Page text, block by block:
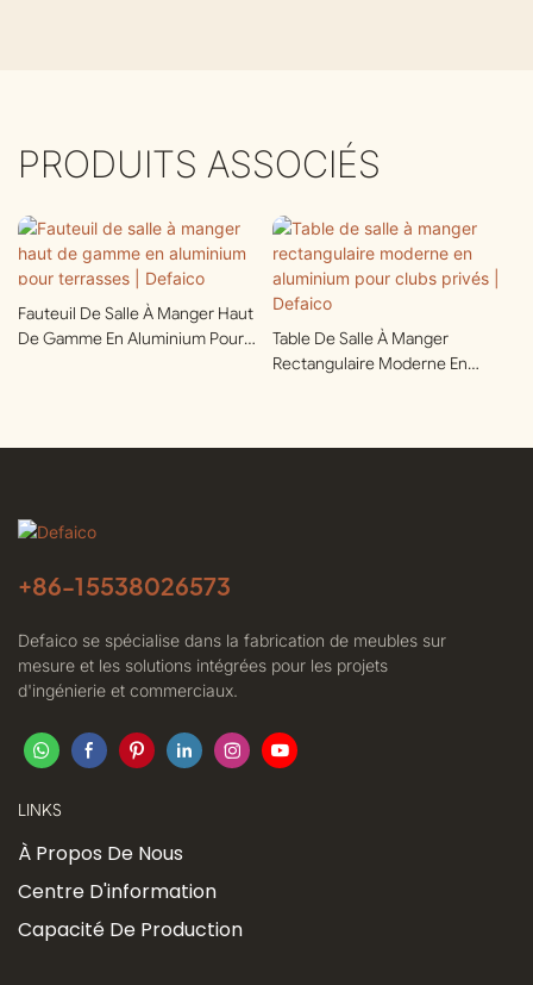
PRODUITS ASSOCIÉS
Fauteuil De Salle À Manger Haut
De Gamme En Aluminium Pour
Table De Salle À Manger
Rectangulaire Moderne En
+86-15538026573
Defaico se spécialise dans la fabrication de meubles sur
mesure et les solutions intégrées pour les projets
d'ingénierie et commerciaux.
LINKS
À Propos De Nous
Centre D'information
Capacité De Production